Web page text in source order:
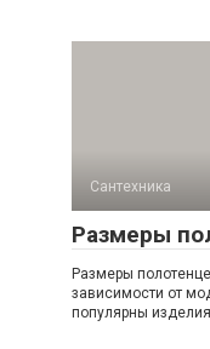
Сантехника
Размеры
Размеры
зависимости от
популярны